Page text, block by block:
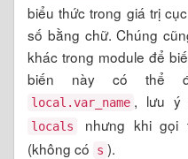
biểu thức trong giá trị
số bằng chữ. Chúng
khác trong module để
biến này có thể
local.var_name , lưu ý
locals nhưng khi gọi
(không có s ).